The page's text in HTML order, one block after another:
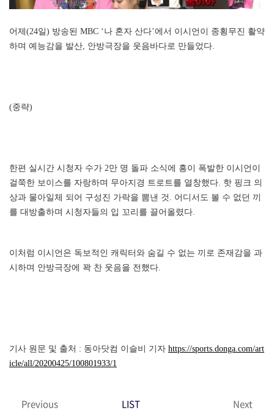
어제(24일) 방송된 MBC ‘나 혼자 산다’에서 이시언이 종횡무진 활약
하며 예능감을 발산, 안방극장을 웃음바다로 만들었다.
(중략)
한편 실시간 시청자 수가 2만 명 돌파 소식에 흥이 폭발한 이시언이
걸쭉한 보이스를 자랑하며 무아지경 트로트를 열창했다. 핫 핑크 의
상과 물아일체 되어 구성진 가락을 뽐낸 것. 어디서도 볼 수 없던 끼
를 대방출하며 시청자들의 입 꼬리를 끌어올렸다.
이처럼 이시언은 독보적인 캐릭터와 숨길 수 없는 끼로 존재감을 과
시하며 안방극장에 꽉 찬 웃음을 전했다.
기사 원문 및 출처 : 동아닷컴 이슬비 기자 https://sports.donga.com/art
icle/all/20200425/100801933/1
Previous LIST Next